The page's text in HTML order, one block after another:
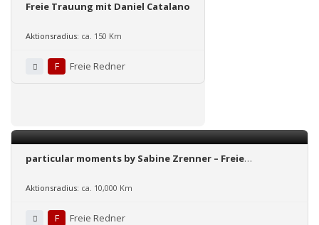
Freie Trauung mit Daniel Catalano
Aktionsradius: ca. 150 Km
F Freie Redner
particular moments by Sabine Zrenner – Freie
Aktionsradius: ca. 10,000 Km
F Freie Redner